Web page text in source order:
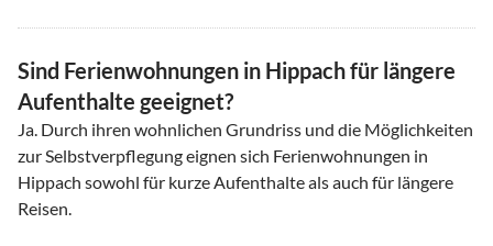
Sind Ferienwohnungen in Hippach für längere
Aufenthalte geeignet?
Ja. Durch ihren wohnlichen Grundriss und die Möglichkeiten
zur Selbstverpflegung eignen sich Ferienwohnungen in
Hippach sowohl für kurze Aufenthalte als auch für längere
Reisen.